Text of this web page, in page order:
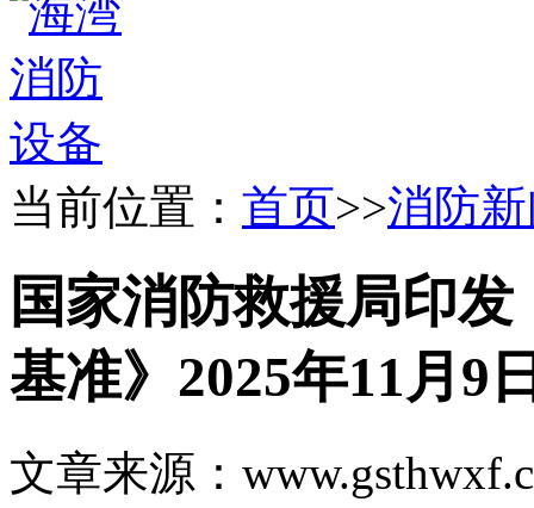
当前位置： 首页>>消防
国家消防救援局印
基准》2025年11月9
文章来源：